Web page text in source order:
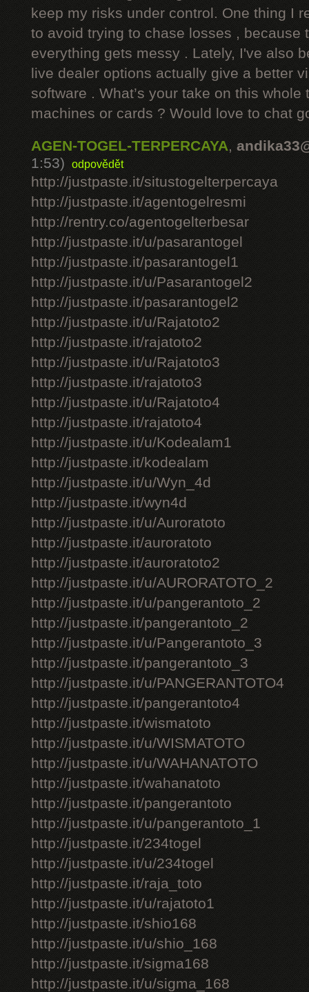
keep my risks under control. One thing I
to avoid trying to chase losses , because
everything gets messy . Lately, I've also
live dealer options actually give a better
software . What’s your take on this whole
machines or cards ? Would love to chat
AGEN-TOGEL-TERPERCAYA,
1:53)
odpovědět
http://justpaste.it/situstogelterpercaya
http://justpaste.it/agentogelresmi
http://rentry.co/agentogelterbesar
http://justpaste.it/u/pasarantogel
http://justpaste.it/pasarantogel1
http://justpaste.it/u/Pasarantogel2
http://justpaste.it/pasarantogel2
http://justpaste.it/u/Rajatoto2
http://justpaste.it/rajatoto2
http://justpaste.it/u/Rajatoto3
http://justpaste.it/rajatoto3
http://justpaste.it/u/Rajatoto4
http://justpaste.it/rajatoto4
http://justpaste.it/u/Kodealam1
http://justpaste.it/kodealam
http://justpaste.it/u/Wyn_4d
http://justpaste.it/wyn4d
http://justpaste.it/u/Auroratoto
http://justpaste.it/auroratoto
http://justpaste.it/auroratoto2
http://justpaste.it/u/AURORATOTO_2
http://justpaste.it/u/pangerantoto_2
http://justpaste.it/pangerantoto_2
http://justpaste.it/u/Pangerantoto_3
http://justpaste.it/pangerantoto_3
http://justpaste.it/u/PANGERANTOTO4
http://justpaste.it/pangerantoto4
http://justpaste.it/wismatoto
http://justpaste.it/u/WISMATOTO
http://justpaste.it/u/WAHANATOTO
http://justpaste.it/wahanatoto
http://justpaste.it/pangerantoto
http://justpaste.it/u/pangerantoto_1
http://justpaste.it/234togel
http://justpaste.it/u/234togel
http://justpaste.it/raja_toto
http://justpaste.it/u/rajatoto1
http://justpaste.it/shio168
http://justpaste.it/u/shio_168
http://justpaste.it/sigma168
http://justpaste.it/u/sigma_168